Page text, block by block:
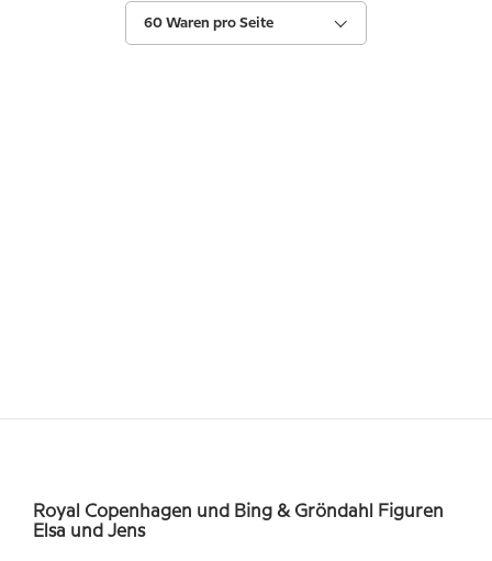
60 Waren pro Seite
Royal Copenhagen und Bing & Gröndahl Figuren
Elsa und Jens